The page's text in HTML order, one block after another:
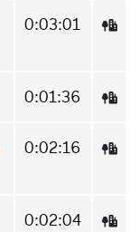
0:03:01
0:01:36
0:02:16
0:02:04